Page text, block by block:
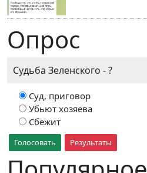
Опрос
Судьба Зеленского - ?
Суд, приговор
Убьют хозяева
Сбежит
Голосовать Результаты